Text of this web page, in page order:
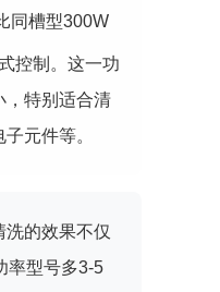
同槽型300W
控制。这一功
，特别适合清
元件等。
的效果不仅
率型号多3-5